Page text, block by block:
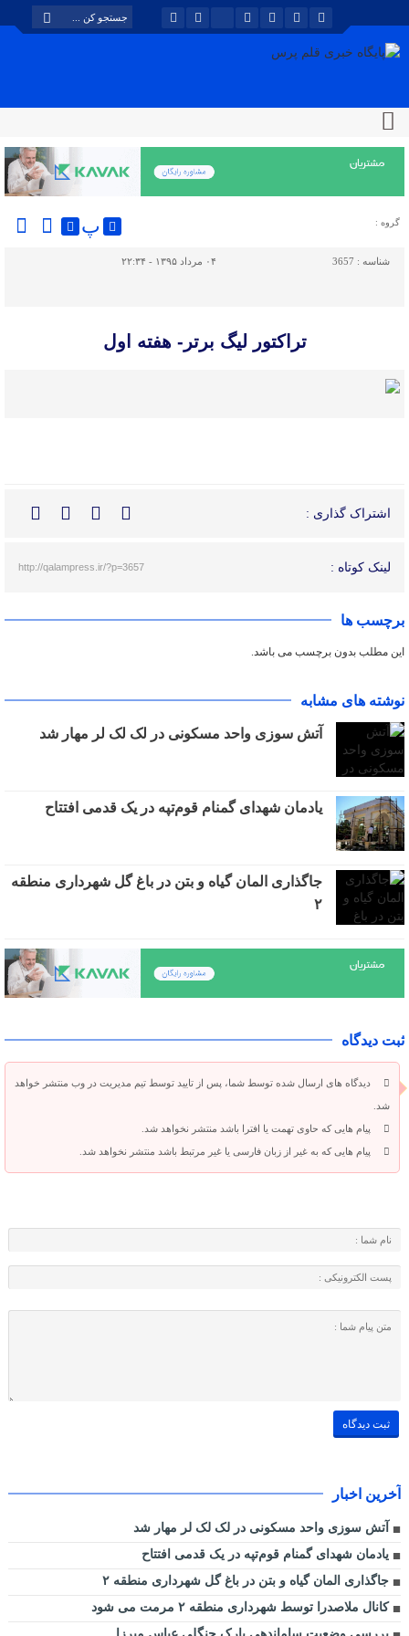
گروه : پ
شناسه : 3657 ۰۴ مرداد ۱۳۹۵ - ۲۲:۳۴
تراکتور لیگ برتر- هفته اول
اشتراک گذاری :
لینک کوتاه : http://qalampress.ir/?p=3657
برچسب ها
این مطلب بدون برچسب می باشد.
نوشته های مشابه
آتش سوزی واحد مسکونی در لک لک لر مهار شد
یادمان شهدای گمنام قوم‌تپه در یک قدمی افتتاح
جاگذاری المان گیاه و بتن در باغ گل شهرداری منطقه
۲
ثبت دیدگاه
دیدگاه های ارسال شده توسط شما، پس از تایید توسط تیم مدیریت در وب منتشر خواهد
شد.
پیام هایی که حاوی تهمت یا افترا باشد منتشر نخواهد شد.
پیام هایی که به غیر از زبان فارسی یا غیر مرتبط باشد منتشر نخواهد شد.
آخرین اخبار
آتش سوزی واحد مسکونی در لک لک لر مهار شد
یادمان شهدای گمنام قوم‌تپه در یک قدمی افتتاح
جاگذاری المان گیاه و بتن در باغ گل شهرداری منطقه ۲
کانال ملاصدرا توسط شهرداری منطقه ۲ مرمت می شود